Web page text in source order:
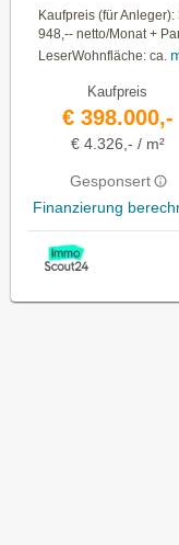
Kaufpreis (für
948,-- netto/Monat +
LeserWohnfläche: ca.
Kaufpreis
€ 398.000,-
€ 4.326,- / m²
Gesponsert
Finanzierung